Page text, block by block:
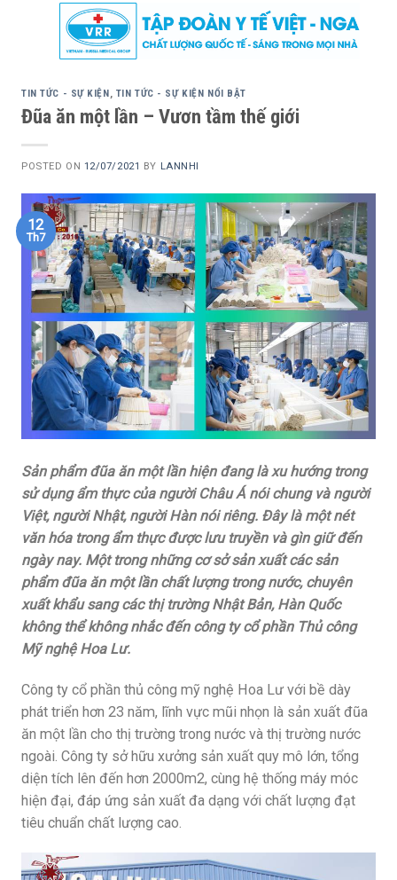
TIN TỨC - SỰ KIỆN, TIN TỨC - SỰ KIỆN NỔI BẬT
Đũa ăn một lần – Vươn tầm thế giới
POSTED ON 12/07/2021 BY LANNHI
12
Th7
Sản phẩm đũa ăn một lần hiện đang là xu hướng trong
sử dụng ẩm thực của người Châu Á nói chung và người
Việt, người Nhật, người Hàn nói riêng. Đây là một nét
văn hóa trong ẩm thực được lưu truyền và gìn giữ đến
ngày nay. Một trong những cơ sở sản xuất các sản
phẩm đũa ăn một lần chất lượng trong nước, chuyên
xuất khẩu sang các thị trường Nhật Bản, Hàn Quốc
không thể không nhắc đến công ty cổ phần Thủ công
Mỹ nghệ Hoa Lư.
Công ty cổ phần thủ công mỹ nghệ Hoa Lư với bề dày
phát triển hơn 23 năm, lĩnh vực mũi nhọn là sản xuất đũa
ăn một lần cho thị trường trong nước và thị trường nước
ngoài. Công ty sở hữu xưởng sản xuất quy mô lớn, tổng
diện tích lên đến hơn 2000m2, cùng hệ thống máy móc
hiện đại, đáp ứng sản xuất đa dạng với chất lượng đạt
tiêu chuẩn chất lượng cao.